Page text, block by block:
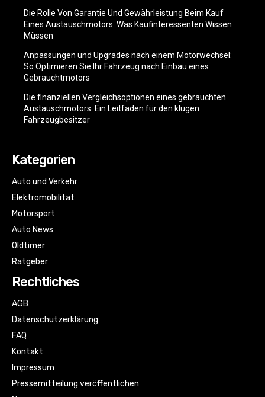
Die Rolle Von Garantie Und Gewährleistung Beim Kauf
Eines Austauschmotors: Was Kaufinteressenten Wissen
Müssen
Anpassungen und Upgrades nach einem Motorwechsel:
So Optimieren Sie Ihr Fahrzeug nach Einbau eines
Gebrauchtmotors
Die finanziellen Vergleichsoptionen eines gebrauchten
Austauschmotors: Ein Leitfaden für den klugen
Fahrzeugbesitzer
Kategorien
Auto und Verkehr
Elektromobilität
Motorsport
Auto News
Oldtimer
Ratgeber
Rechtliches
AGB
Datenschutzerklärung
FAQ
Kontakt
Impressum
Pressemitteilung veröffentlichen